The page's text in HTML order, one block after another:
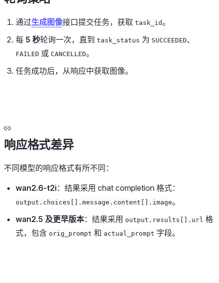
通过生成图像接口提交任务，获取 task_id。
每 5 秒轮询一次，直到 task_status 为 SUCCEEDED、
FAILED 或 CANCELLED。
任务成功后，从响应中获取图像。
响应格式差异
不同模型的响应格式有所不同：
wan2.6-t2i ：结果采用 chat completion 格式：
output.choices[].message.content[].image。
wan2.5 及更早版本：结果采用 output.results[].url 格
式，包含 orig_prompt 和 actual_prompt 字段。